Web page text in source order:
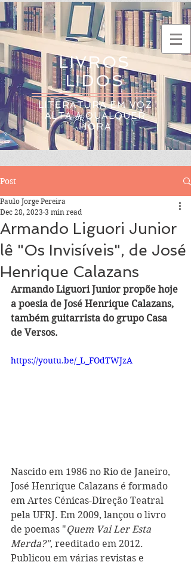
LIVROS
LIDOS
LITERATURA EM VOZ
ALTA A QUALQUER
HORA
Post
Armando Liguori Junior
lê "Os Invisíveis", de José
Henrique Calazans
Paulo Jorge Pereira
Dec 28, 2023 3 min read
Armando Liguori Junior propõe hoje
a poesia de José Henrique Calazans,
também guitarrista do grupo Casa
de Versos.
https://youtu.be/_L_FOdTWJzA
Nascido em 1986 no Rio de Janeiro,
José Henrique Calazans é formado
em Artes Cénicas-Direção Teatral
pela UFRJ. Em 2009, lançou o livro
de poemas "Quem Vai Ler Esta
Merda?", reeditado em 2012.
Publicou em várias revistas e